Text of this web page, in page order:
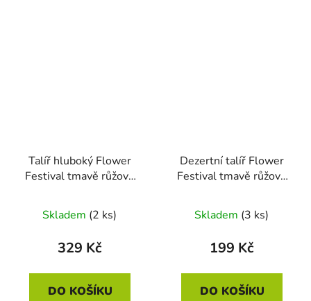
Talíř hluboký Flower
Festival tmavě růžová
Skladem (2 ks)
329 Kč
DO KOŠÍKU
Dezertní talíř Flower
Festival tmavě růžová
Skladem (3 ks)
199 Kč
DO KOŠÍKU